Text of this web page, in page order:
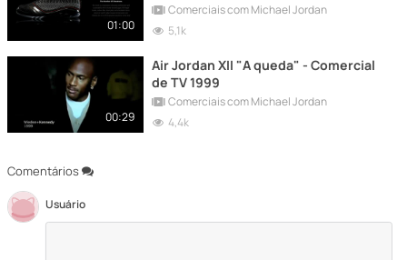
Comentários
Usuário
01:00
Comerciais com Michael Jordan
5,1k
00:29
Air Jordan XII "A queda" - Comercial
de TV 1999
Comerciais com Michael Jordan
4,4k